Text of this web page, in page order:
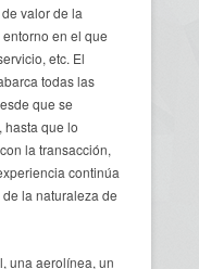
valor de la
en el que
etc. El
todas las
que se
hasta que lo
la transacción,
continúa
la naturaleza de
una aerolínea, un